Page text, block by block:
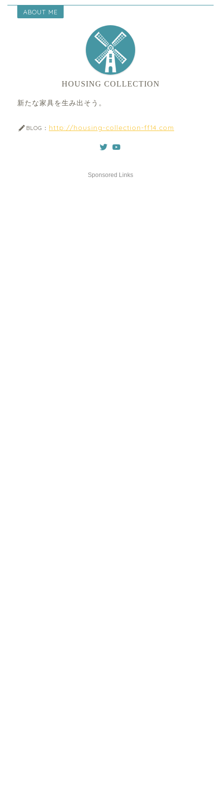
ABOUT ME
HOUSING COLLECTION
新たな家具を生み出そう。
BLOG： http://housing-collection-ff14.com
Sponsored Links